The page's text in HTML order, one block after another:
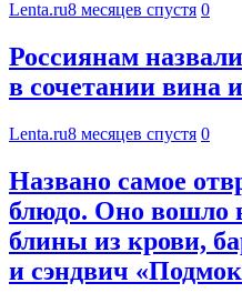
Lenta.ru8 месяцев спустя 0
Россиянам
в сочетании вина
Lenta.ru8 месяцев спустя 0
Названо самое
блюдо. Оно вошло
блины из крови,
и сэндвич